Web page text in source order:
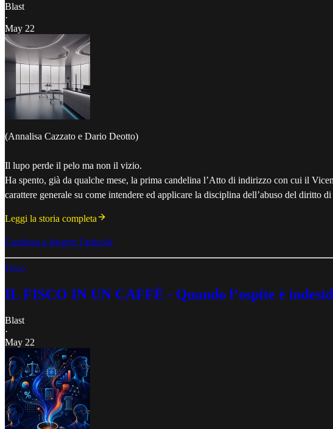
Blast
·
May 22
(Annalisa Cazzato e Dario Deotto)
Il lupo perde il pelo ma non il vizio.
Ha spento, già da qualche mese, la prima candelina l’Atto di indirizzo con cui il
carattere generale su come intendere ed applicare la disciplina dell’abuso del diritto
Leggi la storia completa
Continua a leggere l'articolo
Fisco
IL FISCO IN UN CAFFÈ - Quando l’ospite è
Blast
·
May 22